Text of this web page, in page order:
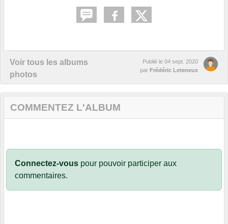
Voir tous les albums
photos
Publié le 04 sept. 2020
par Frédéric Leteneux
COMMENTEZ L'ALBUM
Connectez-vous pour pouvoir participer aux
commentaires.